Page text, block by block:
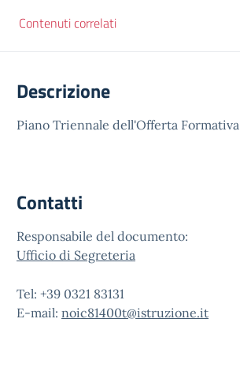
Contenuti correlati
Descrizione
Piano Triennale dell'Offerta Formativa
Contatti
Responsabile del documento:
Ufficio di Segreteria
Tel: +39 0321 83131
E-mail: noic81400t@istruzione.it